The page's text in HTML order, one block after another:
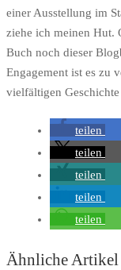
einer Ausstellung im
ziehe ich meinen Hut.
Buch noch dieser
Engagement ist es zu
vielfältigen
teilen
teilen
teilen
teilen
teilen
Ähnliche Artikel